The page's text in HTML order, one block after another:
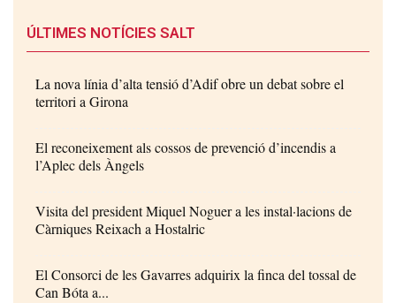
ÚLTIMES NOTÍCIES SALT
La nova línia d’alta tensió d’Adif obre un debat sobre el
territori a Girona
El reconeixement als cossos de prevenció d’incendis a
l’Aplec dels Àngels
Visita del president Miquel Noguer a les instal·lacions de
Càrniques Reixach a Hostalric
El Consorci de les Gavarres adquirix la finca del tossal de
Can Bóta a...